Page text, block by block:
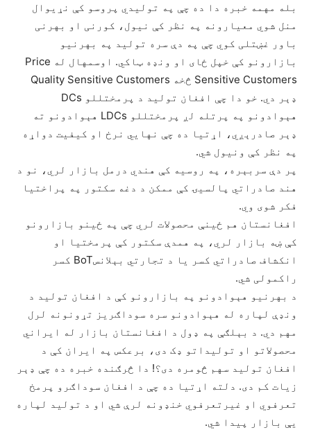
بله مهمه خبره دا ده چې په تولیدي پروسو کې نړیوال
منل شوي معیارونه په نظر کې نیول، کورنی او بهرنی
باور غښتلی کوي چې په دې سره تولید په بهرنیو
بازارونو کې خپل ځای او ونډه ټاکي. اوسمهال له Price
Sensitive Customers څخه Quality Sensitive Customers
ډېر دي. خو دا چې افغان تولید د پرمختللو DCs
هېوادونو په پرتله لږ پرمختللو LDCs هېوادونو ته
ډېر صادرېږي، اړتیا ده چې نهايي نرخ او کیفیت دواړه
په نظر کې ونیول شي.
پر دې سربېره، په روسیه کې هندي درمل بازار لري، نو د
هند صادراتي پالسیۍ کې ممکن د دغه سکتور په پراختیا
فکر شوی وي.
افغانستان هم ځینې محصولات لري چې په ځینو بازارونو
کې ښه بازار لري، په همدې سکتور کې پرمختیا او
انکشاف صادراتي کسر یا د تجارتي بېلانسBoT کسر
راکمولی شي.
د بهرنیو هېوادونو په بازارونو کې د افغان تولید د
ونډې لپاره له هېوادونو سره سوداګریز تړونونه لرل
مهم دي. د بېلګې په ډول د افغانستان بازار له ایراني
محصولاتو او تولیداتو ډک دی، برعکس په ایران کې د
افغان تولید سهم څومره دی؟! دا څرګنده خبره ده چې ډېر
زیات کم دی. دلته اړتیا ده چې د افغان سوداګرو پرمخ
تعرفوي او غیرتعرفوي خنډونه لرې شي او د تولید لپاره
یې بازار پیدا شي.